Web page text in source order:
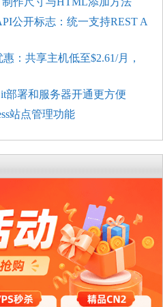
公开标志：统一支持REST A
：共享主机低至$2.61/月，
部署和服务器开通更方便
站点管理功能